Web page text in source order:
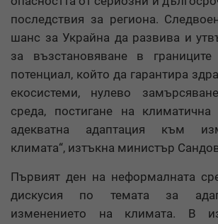
последствия за региона.
шанс за Украйна да развива и
за възстановяване в
потенциал, който да гарантира
екосистеми, нулево
среда, постигане на климатична
адекватна адаптация към
климата“, изтъкна министър
Първият ден на неформалната
дискусия по темата за
изменението на климата. В